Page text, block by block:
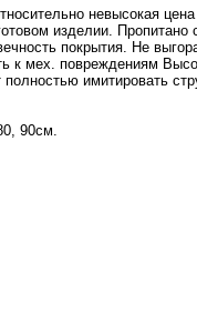
невысокая
изделии.
покрытия. Не
к мех. повреждениям
имитировать
90см.